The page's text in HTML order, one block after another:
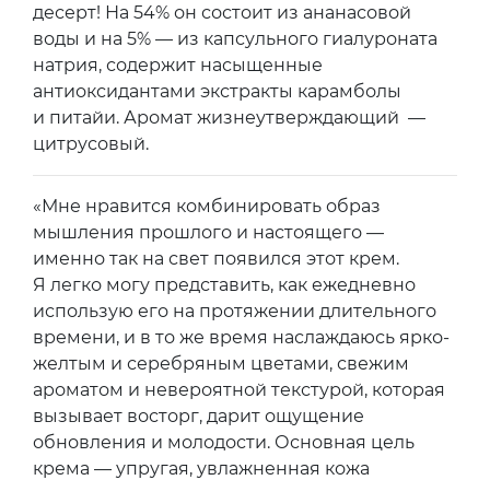
десерт! На 54% он состоит из ананасовой
воды и на 5% — из капсульного гиалуроната
натрия, содержит насыщенные
антиоксидантами экстракты карамболы
и питайи. Аромат жизнеутверждающий —
цитрусовый.
«Мне нравится комбинировать образ
мышления прошлого и настоящего —
именно так на свет появился этот крем.
Я легко могу представить, как ежедневно
использую его на протяжении длительного
времени, и в то же время наслаждаюсь ярко-
желтым и серебряным цветами, свежим
ароматом и невероятной текстурой, которая
вызывает восторг, дарит ощущение
обновления и молодости. Основная цель
крема — упругая, увлажненная кожа